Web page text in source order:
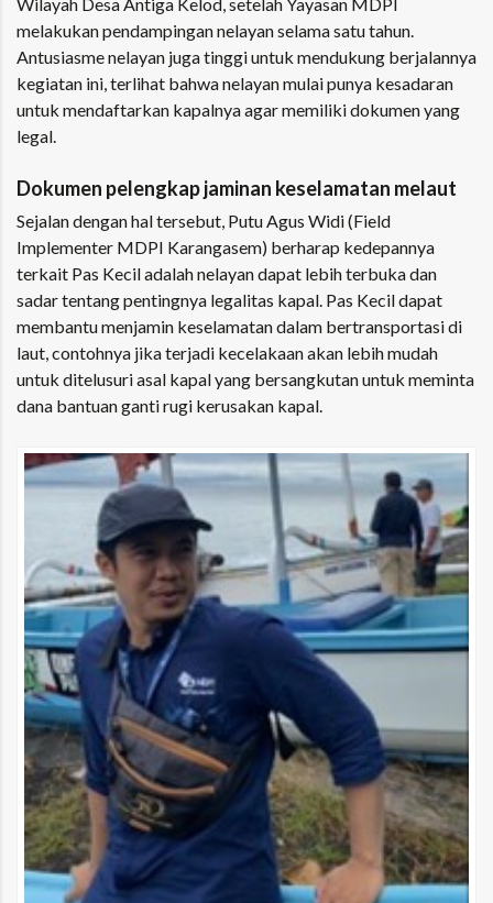
melakukan pendampingan nelayan selama satu tahun.
Antusiasme nelayan juga tinggi untuk mendukung berjalannya
kegiatan ini, terlihat bahwa nelayan mulai punya kesadaran
untuk mendaftarkan kapalnya agar memiliki dokumen yang
legal.
Dokumen pelengkap jaminan keselamatan melaut
Sejalan dengan hal tersebut, Putu Agus Widi (Field
Implementer MDPI Karangasem) berharap kedepannya
terkait Pas Kecil adalah nelayan dapat lebih terbuka dan
sadar tentang pentingnya legalitas kapal. Pas Kecil dapat
membantu menjamin keselamatan dalam bertransportasi di
laut, contohnya jika terjadi kecelakaan akan lebih mudah
untuk ditelusuri asal kapal yang bersangkutan untuk meminta
dana bantuan ganti rugi kerusakan kapal.